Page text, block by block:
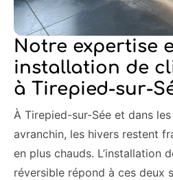
Notre expertise
installation de
à Tirepied-sur-
À Tirepied-sur-Sée et dans
avranchin, les hivers restent
en plus chauds. L’installation
réversible répond à ces deux